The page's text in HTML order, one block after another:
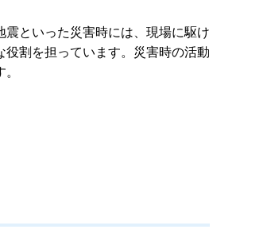
といった災害時には、現場に駆け
割を担っています。災害時の活動